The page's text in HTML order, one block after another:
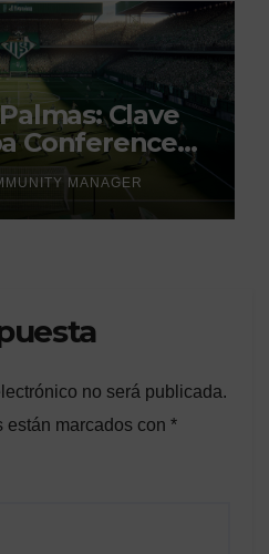
Clave
Conference
MANAGER
no será publicada.
están marcados con *